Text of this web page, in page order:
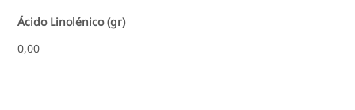
Ácido Linolénico (gr)
0,00